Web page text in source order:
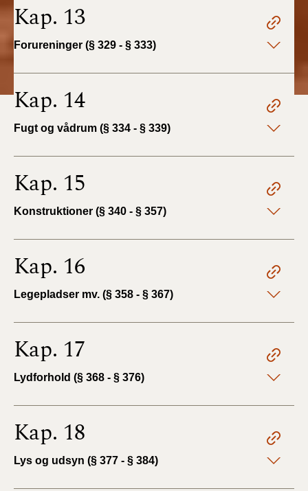
Kap. 13
Forureninger (§ 329 - § 333)
Kap. 14
Fugt og vådrum (§ 334 - § 339)
Kap. 15
Konstruktioner (§ 340 - § 357)
Kap. 16
Legepladser mv. (§ 358 - § 367)
Kap. 17
Lydforhold (§ 368 - § 376)
Kap. 18
Lys og udsyn (§ 377 - § 384)